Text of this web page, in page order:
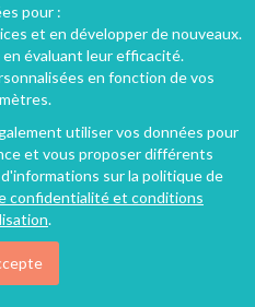
un cadre paisible
personnes
pour :
et en développer de nouveaux.
évaluant leur efficacité.
en fonction de vos
utiliser vos données pour
et vous proposer différents
sur la politique de
confidentialité et conditions
.